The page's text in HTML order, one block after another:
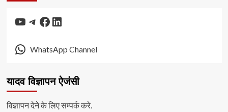
YouTube
Telegram
Facebook
LinkedIn
WhatsApp Channel
यादव विज्ञापन ऐजंसी
विज्ञापन देने के लिए सम्पर्क करे.